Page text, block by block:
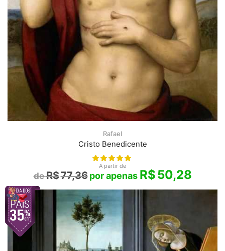
Rafael
Cristo Benedicente
A partir de
R$77,36 R$50,28